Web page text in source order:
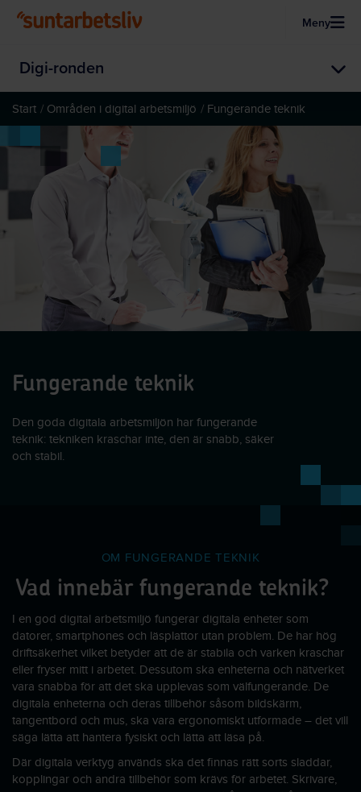
Meny
Digi-ronden
Start Områden i digital arbetsmiljö Fungerande teknik
Fungerande teknik
Den goda digitala arbetsmiljön har fungerande
teknik: tekniken kraschar inte, den är snabb, säker
och stabil.
OM FUNGERANDE TEKNIK
Vad innebär fungerande teknik?
I en god digital arbetsmiljö fungerar digitala enheter som
datorer, smartphones och läsplattor utan problem. De har hög
driftsäkerhet vilket betyder att de är stabila och varken kraschar
eller fryser mitt i arbetet. Dessutom ska enheterna och nätverket
vara snabba för att det ska upplevas som välfungerande. De
digitala enheterna och deras tillbehör såsom bildskärm,
tangentbord och mus, ska vara ergonomiskt utformade – det vill
säga lätta att hantera fysiskt och lätta att läsa på.
Där digitala verktyg används ska det finnas rätt sorts sladdar,
kopplingar och andra tillbehör som krävs för arbetet. Skrivare,